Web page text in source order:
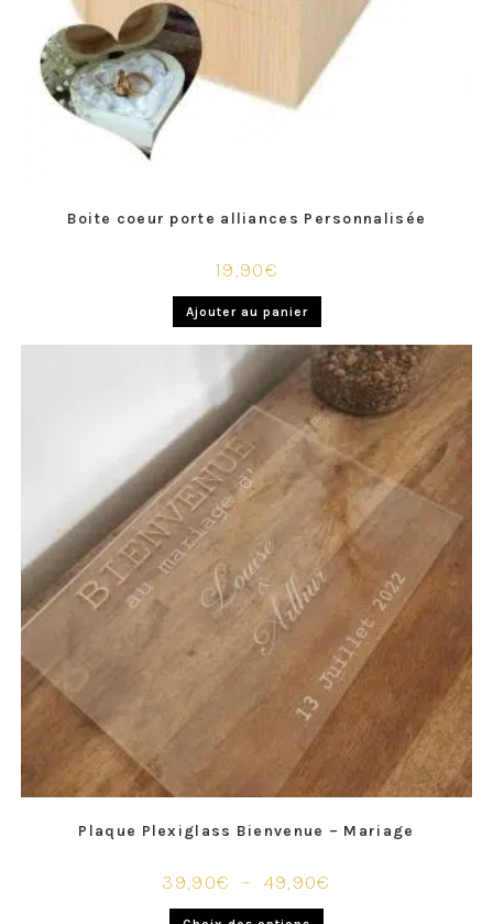
Boite coeur porte alliances Personnalisée
19,90€
Ajouter au panier
Plaque Plexiglass Bienvenue – Mariage
39,90€ – 49,90€